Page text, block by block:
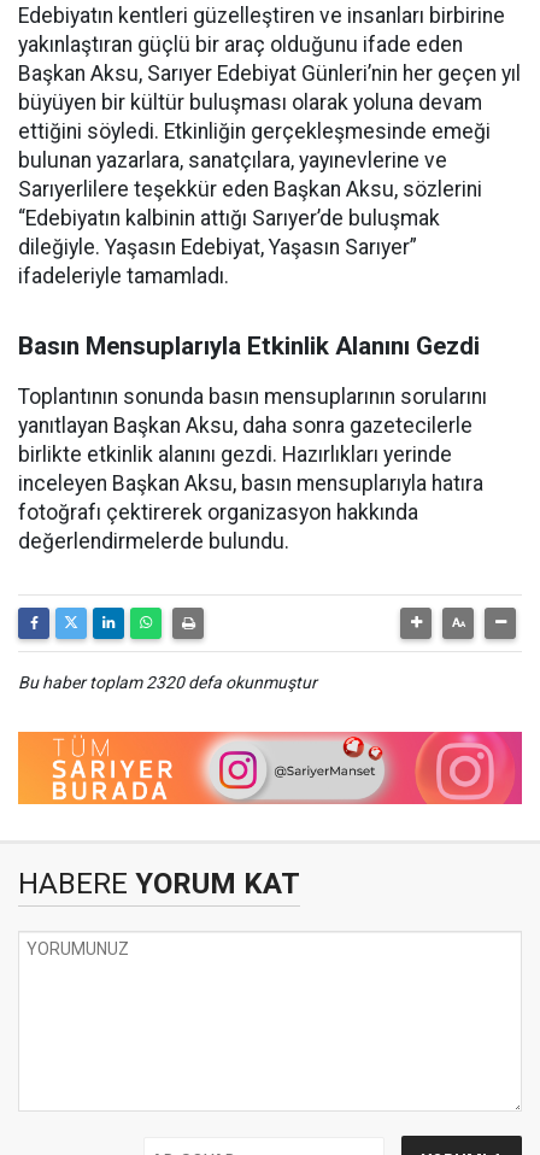
Edebiyatın kentleri güzelleştiren ve insanları birbirine
yakınlaştıran güçlü bir araç olduğunu ifade eden
Başkan Aksu, Sarıyer Edebiyat Günleri’nin her geçen yıl
büyüyen bir kültür buluşması olarak yoluna devam
ettiğini söyledi. Etkinliğin gerçekleşmesinde emeği
bulunan yazarlara, sanatçılara, yayınevlerine ve
Sarıyerlilere teşekkür eden Başkan Aksu, sözlerini
“Edebiyatın kalbinin attığı Sarıyer’de buluşmak
dileğiyle. Yaşasın Edebiyat, Yaşasın Sarıyer”
ifadeleriyle tamamladı.
Basın Mensuplarıyla Etkinlik Alanını Gezdi
Toplantının sonunda basın mensuplarının sorularını
yanıtlayan Başkan Aksu, daha sonra gazetecilerle
birlikte etkinlik alanını gezdi. Hazırlıkları yerinde
inceleyen Başkan Aksu, basın mensuplarıyla hatıra
fotoğrafı çektirerek organizasyon hakkında
değerlendirmelerde bulundu.
Bu haber toplam 2320 defa okunmuştur
HABERE YORUM KAT